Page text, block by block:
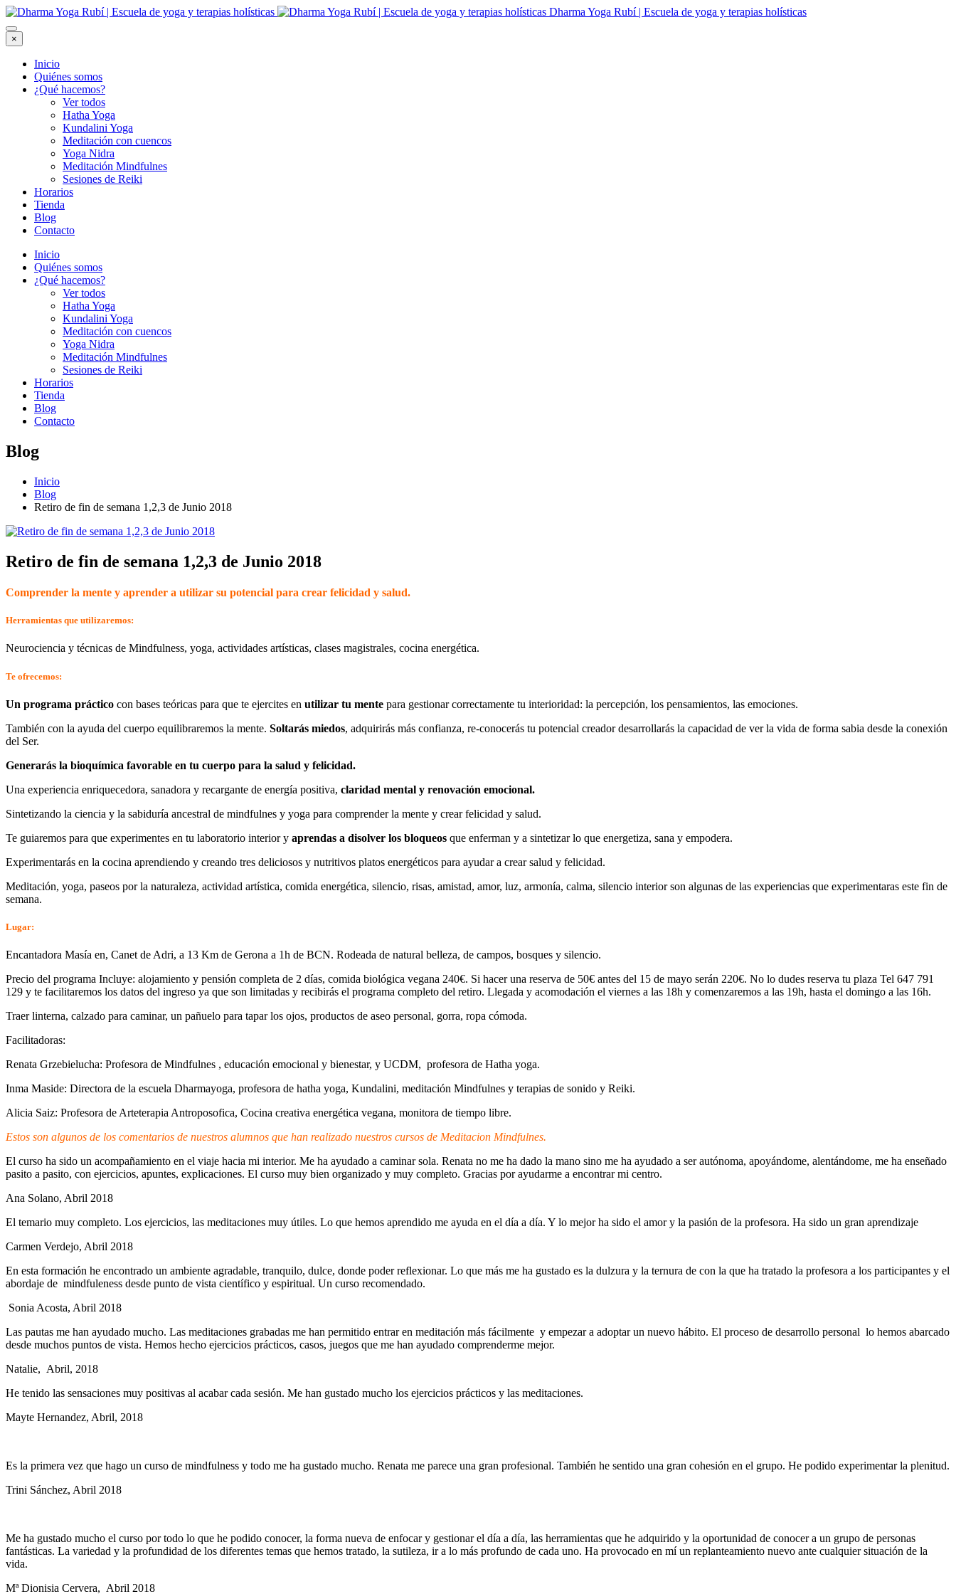
Dharma Yoga Rubí | Escuela de yoga y terapias holísticas
×
Inicio
Quiénes somos
¿Qué hacemos?
Ver todos
Hatha Yoga
Kundalini Yoga
Meditación con cuencos
Yoga Nidra
Meditación Mindfulnes
Sesiones de Reiki
Horarios
Tienda
Blog
Contacto
Inicio
Quiénes somos
¿Qué hacemos?
Ver todos
Hatha Yoga
Kundalini Yoga
Meditación con cuencos
Yoga Nidra
Meditación Mindfulnes
Sesiones de Reiki
Horarios
Tienda
Blog
Contacto
Blog
Inicio
Blog
Retiro de fin de semana 1,2,3 de Junio 2018
Retiro de fin de semana 1,2,3 de Junio 2018
Comprender la mente y aprender a utilizar su potencial para crear felicidad y salud.
Herramientas que utilizaremos:
Neurociencia y técnicas de Mindfulness, yoga, actividades artísticas, clases magistrales, cocina energética.
Te ofrecemos:
Un programa práctico con bases teóricas para que te ejercites en utilizar tu mente para gestionar correctamente tu interioridad: la percepción, los pensamientos, las emociones.
También con la ayuda del cuerpo equilibraremos la mente. Soltarás miedos, adquirirás más confianza, re-conocerás tu potencial creador desarrollarás la capacidad de ver la vida de forma sabia desde la conexión
del Ser.
Generarás la bioquímica favorable en tu cuerpo para la salud y felicidad.
Una experiencia enriquecedora, sanadora y recargante de energía positiva, claridad mental y renovación emocional.
Sintetizando la ciencia y la sabiduría ancestral de mindfulnes y yoga para comprender la mente y crear felicidad y salud.
Te guiaremos para que experimentes en tu laboratorio interior y aprendas a disolver los bloqueos que enferman y a sintetizar lo que energetiza, sana y empodera.
Experimentarás en la cocina aprendiendo y creando tres deliciosos y nutritivos platos energéticos para ayudar a crear salud y felicidad.
Meditación, yoga, paseos por la naturaleza, actividad artística, comida energética, silencio, risas, amistad, amor, luz, armonía, calma, silencio interior son algunas de las experiencias que experimentaras este fin de
semana.
Lugar:
Encantadora Masía en, Canet de Adri, a 13 Km de Gerona a 1h de BCN. Rodeada de natural belleza, de campos, bosques y silencio.
Precio del programa Incluye: alojamiento y pensión completa de 2 días, comida biológica vegana 240€. Si hacer una reserva de 50€ antes del 15 de mayo serán 220€. No lo dudes reserva tu plaza Tel 647 791
129 y te facilitaremos los datos del ingreso ya que son limitadas y recibirás el programa completo del retiro. Llegada y acomodación el viernes a las 18h y comenzaremos a las 19h, hasta el domingo a las 16h.
Traer linterna, calzado para caminar, un pañuelo para tapar los ojos, productos de aseo personal, gorra, ropa cómoda.
Facilitadoras:
Renata Grzebielucha: Profesora de Mindfulnes , educación emocional y bienestar, y UCDM, profesora de Hatha yoga.
Inma Maside: Directora de la escuela Dharmayoga, profesora de hatha yoga, Kundalini, meditación Mindfulnes y terapias de sonido y Reiki.
Alicia Saiz: Profesora de Arteterapia Antroposofica, Cocina creativa energética vegana, monitora de tiempo libre.
Estos son algunos de los comentarios de nuestros alumnos que han realizado nuestros cursos de Meditacion Mindfulnes.
El curso ha sido un acompañamiento en el viaje hacia mi interior. Me ha ayudado a caminar sola. Renata no me ha dado la mano sino me ha ayudado a ser autónoma, apoyándome, alentándome, me ha enseñado
pasito a pasito, con ejercicios, apuntes, explicaciones. El curso muy bien organizado y muy completo. Gracias por ayudarme a encontrar mi centro.
Ana Solano, Abril 2018
El temario muy completo. Los ejercicios, las meditaciones muy útiles. Lo que hemos aprendido me ayuda en el día a día. Y lo mejor ha sido el amor y la pasión de la profesora. Ha sido un gran aprendizaje
Carmen Verdejo, Abril 2018
En esta formación he encontrado un ambiente agradable, tranquilo, dulce, donde poder reflexionar. Lo que más me ha gustado es la dulzura y la ternura de con la que ha tratado la profesora a los participantes y el
abordaje de mindfuleness desde punto de vista científico y espiritual. Un curso recomendado.
Sonia Acosta, Abril 2018
Las pautas me han ayudado mucho. Las meditaciones grabadas me han permitido entrar en meditación más fácilmente y empezar a adoptar un nuevo hábito. El proceso de desarrollo personal lo hemos abarcado
desde muchos puntos de vista. Hemos hecho ejercicios prácticos, casos, juegos que me han ayudado comprenderme mejor.
Natalie, Abril, 2018
He tenido las sensaciones muy positivas al acabar cada sesión. Me han gustado mucho los ejercicios prácticos y las meditaciones.
Mayte Hernandez, Abril, 2018
Es la primera vez que hago un curso de mindfulness y todo me ha gustado mucho. Renata me parece una gran profesional. También he sentido una gran cohesión en el grupo. He podido experimentar la plenitud.
Trini Sánchez, Abril 2018
Me ha gustado mucho el curso por todo lo que he podido conocer, la forma nueva de enfocar y gestionar el día a día, las herramientas que he adquirido y la oportunidad de conocer a un grupo de personas
fantásticas. La variedad y la profundidad de los diferentes temas que hemos tratado, la sutileza, ir a lo más profundo de cada uno. Ha provocado en mí un replanteamiento nuevo ante cualquier situación de la
vida.
Mª Dionisia Cervera, Abril 2018